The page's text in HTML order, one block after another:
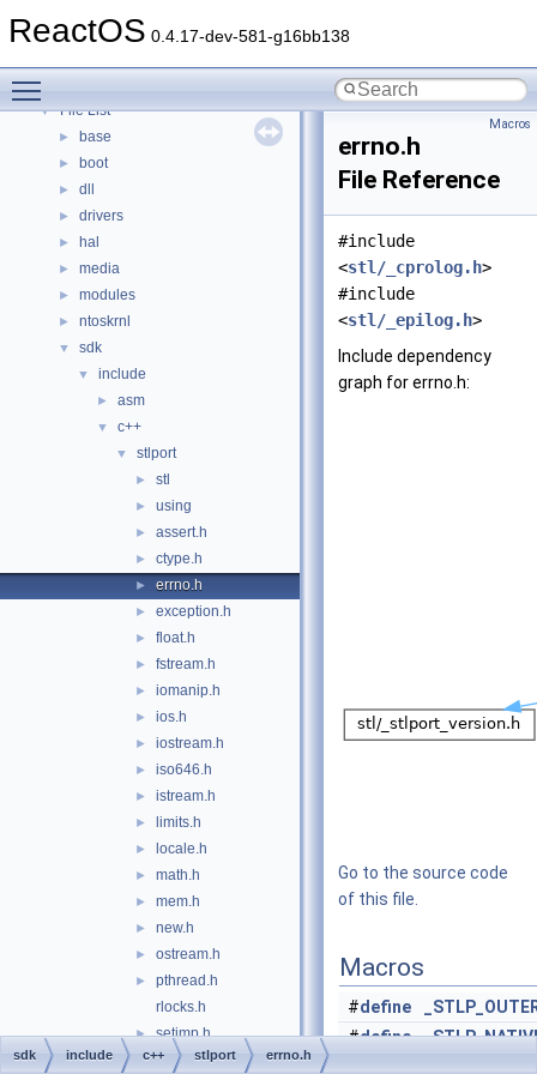
ReactOS 0.4.17-dev-581-g16bb138
► Namespaces
▼
▼ File List
► base
► boot
► dll
► drivers
► hal
► media
► modules
► ntoskrnl
▼ sdk
▼ include
► asm
▼ c++
▼ stlport
► stl
► using
► assert.h
► ctype.h
► errno.h
► exception.h
► float.h
► fstream.h
► iomanip.h
► ios.h
► iostream.h
► iso646.h
► istream.h
► limits.h
► locale.h
► math.h
► mem.h
► new.h
► ostream.h
►
pthread.h
rlocks.h
► setjmp.h
► signal.h
Macros
errno.h
File Reference
#include
<stl/_cprolog.h>
#include
<stl/_epilog.h>
Include dependency
graph for errno.h:
Go to the source code
of this file.
Macros
#define
#define
sdk include c++ stlport errno.h